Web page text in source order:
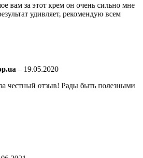
вам за этот крем он очень сильно мне
удивляет, рекомендую всем
– 19.05.2020
честный отзыв! Рады быть полезными